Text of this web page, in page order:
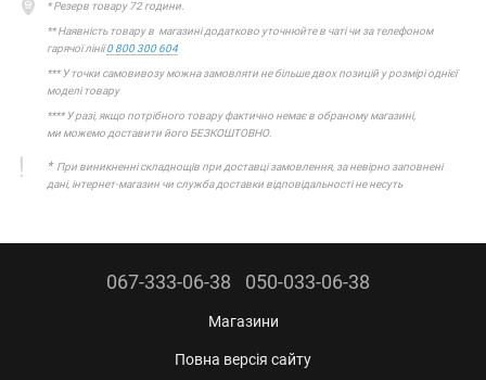
* Резерв товару 72 години.
** Наявність товару в магазині додатково уточнюйте в чаті чи за телефоном
гарячої лінії0 800 300 604
*** У точки самовивозу можна замовляти не більше двох позицій у розмірі однієї
моделі товару
**** У разі, якщо потрібного товару фактично немає в обраному магазині,
ми можемо доставити його БЕЗКОШТОВНО.
*При виникненні складнощів при доставці замовлення, за невірно заповнені
дані, інтернет-магазин чи служба доставки відповідальності не несуть
067-333-06-38 050-033-06-38
Магазини
Повна версія сайту